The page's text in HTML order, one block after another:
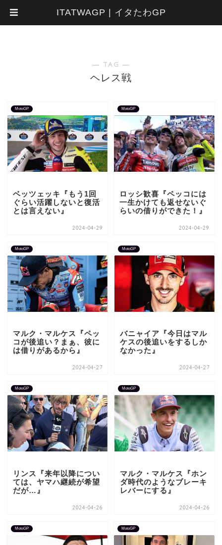
― TAG ―
ヘレス戦
MotoGP
ベッツェッキ『もう1回
ぐらい活躍しないと復活
とは言えない』
2024-04-29
MotoGP
ロッシ歓喜『ペッコには
一生かけても返せないぐ
らいの借りができた！』
2024-04-29
MotoGP
マルク・マルケス『ペッ
コが後追い？まぁ、彼に
は借りがあるから』
2024-04-27
MotoGP
バニャイア『今日はマル
ケスの後追いをするしか
なかった』
2024-04-27
MotoGP
リンス『来年以降につい
ては、ヤマハ継続が希望
だが…』
2024-04-26
MotoGP
マルク・マルケス『ホン
ダ時代のようなブレーキ
レバーにする』
2024-04-26
MotoGP MotoGP
ITATWAGP | イタたわGP